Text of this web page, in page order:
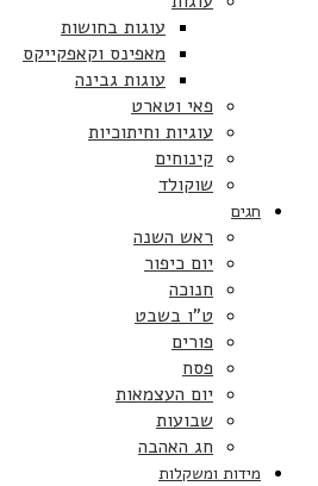
עוגות בחושות
מאפינס וקאפקייקס
עוגות גבינה
פאי וטארט
עוגיות וחיתוכיות
קינוחים
שוקולד
חגים
ראש השנה
יום כיפור
חנוכה
ט”ו בשבט
פורים
פסח
יום העצמאות
שבועות
חג האהבה
מידות ומשקלות